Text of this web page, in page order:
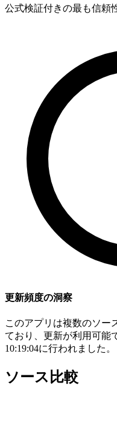
公式検証付きの最も信頼
更新頻度の洞察
このアプリは複数のソー
ており、更新が利用可能
10:19:04に行われました。
ソース比較